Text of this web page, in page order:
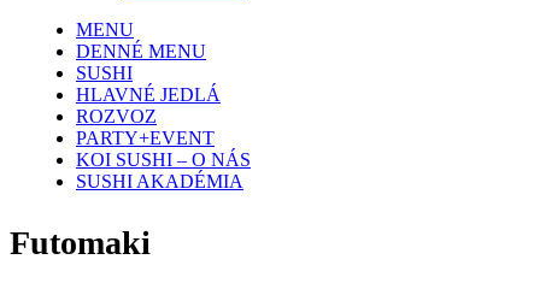
MENU
DENNÉ MENU
SUSHI
HLAVNÉ JEDLÁ
ROZVOZ
PARTY+EVENT
KOI SUSHI – O NÁS
SUSHI AKADÉMIA
Futomaki